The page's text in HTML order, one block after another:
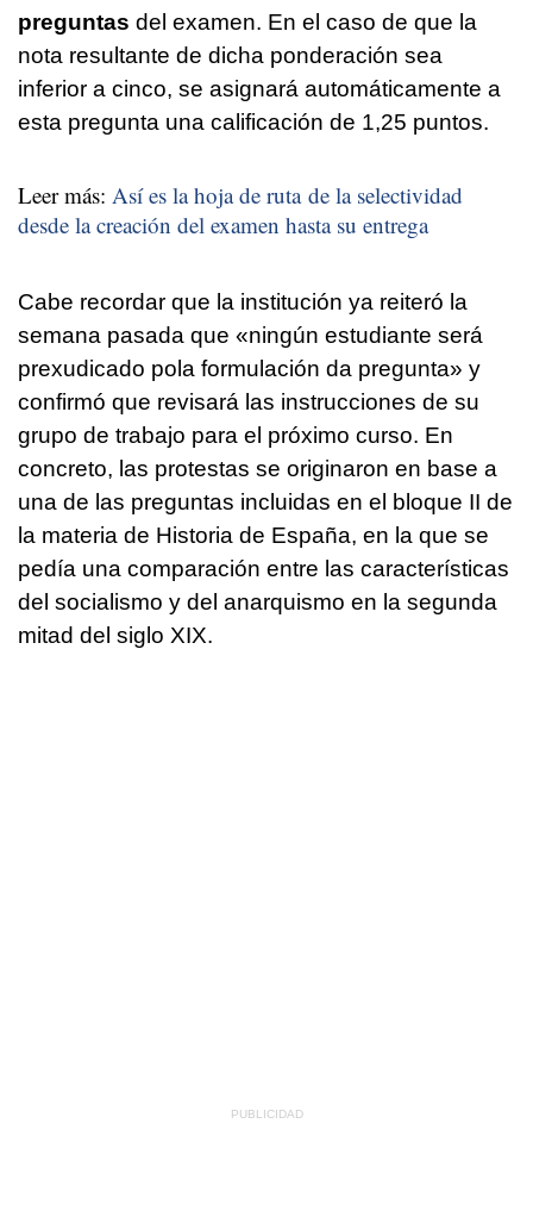
preguntas del examen. En el caso de que la
nota resultante de dicha ponderación sea
inferior a cinco, se asignará automáticamente a
esta pregunta una calificación de 1,25 puntos.
Leer más: Así es la hoja de ruta de la selectividad
desde la creación del examen hasta su entrega
Cabe recordar que la institución ya reiteró la
semana pasada que «ningún estudiante será
prexudicado pola formulación da pregunta» y
confirmó que revisará las instrucciones de su
grupo de trabajo para el próximo curso. En
concreto, las protestas se originaron en base a
una de las preguntas incluidas en el bloque II de
la materia de Historia de España, en la que se
pedía una comparación entre las características
del socialismo y del anarquismo en la segunda
mitad del siglo XIX.